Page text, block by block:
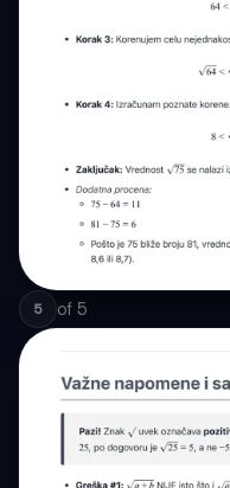
5 of 5